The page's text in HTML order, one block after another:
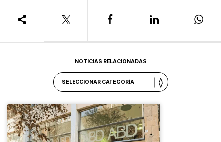
NOTICIAS RELACIONADAS